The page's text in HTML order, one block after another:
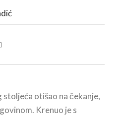
stoljeća otišao na čekanje,
Krenuo je s